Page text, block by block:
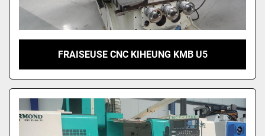
FRAISEUSE CNC KIHEUNG KMB U5